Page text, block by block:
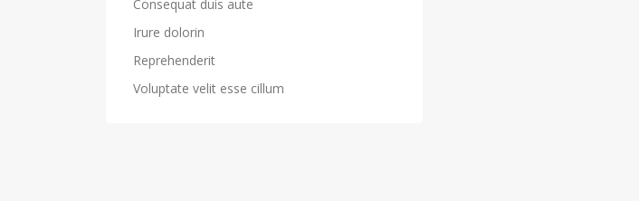
Consequat duis aute
Irure dolorin
Reprehenderit
Voluptate velit esse cillum